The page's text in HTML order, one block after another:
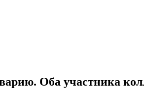
Оба участника